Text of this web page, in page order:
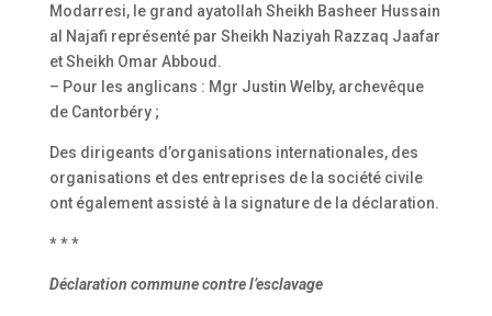
Modarresi, le grand ayatollah Sheikh Basheer Hussain
al Najafi représenté par Sheikh Naziyah Razzaq Jaafar
et Sheikh Omar Abboud.
– Pour les anglicans : Mgr Justin Welby, archevêque
de Cantorbéry ;
Des dirigeants d’organisations internationales, des
organisations et des entreprises de la société civile
ont également assisté à la signature de la déclaration.
* * *
Déclaration commune contre l’esclavage